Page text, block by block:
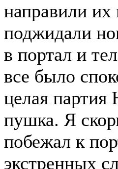
направили
поджидали
в портал и
все было
целая
пушка. Я
побежал к
экстренных